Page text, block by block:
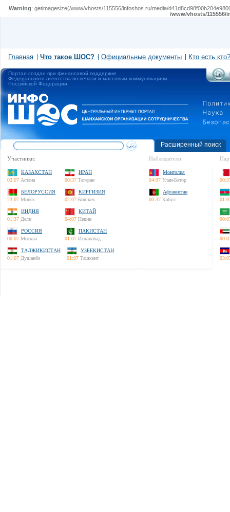
Warning: getimagesize(/www/vhosts/115556/infoshos.ru/media/
/www/vhosts/
Главная Что такое ШОС? Официальные документы Кто есть кто?
Портал создан при финансовой поддержке
Федерального агентства по печати и массовым коммуникациям
Российской Федерации
Расширенный поиск
Участники:
КАЗАХСТАН
02:07 Астана
ИРАН
00:37 Тегеран
БЕЛОРУССИЯ
23:07 Минск
КИРГИЗИЯ
02:07 Бишкек
ИНДИЯ
01:37 Дели
КИТАЙ
04:07 Пекин
РОССИЯ
00:07 Москва
ПАКИСТАН
01:07 Исламабад
ТАДЖИКИСТАН
01:07 Душанбе
УЗБЕКИСТАН
01:07 Ташкент
Наблюдатели:
Монголия
04:07 Улан-Батор
Афганистан
00:37 Кабул